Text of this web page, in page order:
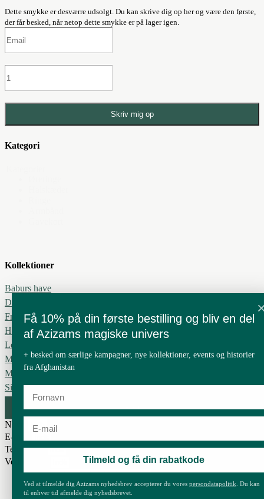
Få 10% på din første bestilling og bliv en del
af Azizams magiske univers
+ besked om særlige kampagner, nye kollektioner, events og historier
fra Afghanistan
Tilmeld og få din rabatkode
Ved at tilmelde dig Azizams nyhedsbrev accepterer du vores persondatapolitik . Du kan
til enhver tid afmelde dig nyhedsbrevet.
Dette smykke er desværre udsolgt. Du kan skrive dig op her og være den første,
der får besked, når netop dette smykke er på lager igen.
Skriv mig op
Kategori
Kollektioner
Baburs have
Drømme, evighed og forbundethed
Fred i sindet
Håbets blad
Leve i harmoni
Min Blomst
Mit ønske
Silkevejen
Gem
Navn
E-mail
Telefon nr.
Vedrørende